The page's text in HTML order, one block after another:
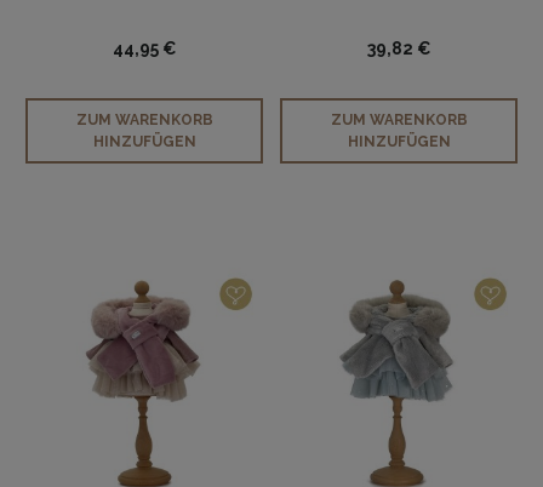
44,95 €
ZUM WARENKORB
HINZUFÜGEN
39,82 €
ZUM WARENKORB
HINZUFÜGEN